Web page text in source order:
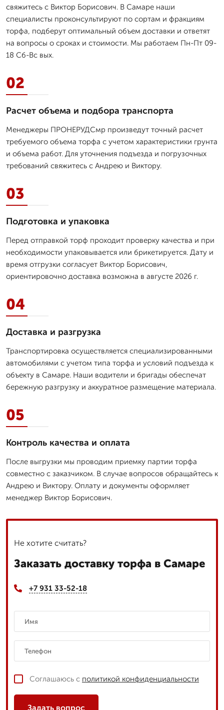
свяжитесь с Виктор Борисович. В Самаре наши
специалисты проконсультируют по сортам и фракциям
торфа, подберут оптимальный объем доставки и ответят
на вопросы о сроках и стоимости. Мы работаем Пн-Пт 09-
18 Сб-Вс вых.
02
Расчет объема и подбора транспорта
Менеджеры ПРОНЕРУДСмр произведут точный расчет
требуемого объема торфа с учетом характеристики грунта
и объема работ. Для уточнения подъезда и погрузочных
требований свяжитесь с Андрею и Виктору.
03
Подготовка и упаковка
Перед отправкой торф проходит проверку качества и при
необходимости упаковывается или брикетируется. Дату и
время отгрузки согласует Виктор Борисович,
ориентировочно доставка возможна в августе 2026 г.
04
Доставка и разгрузка
Транспортировка осуществляется специализированными
автомобилями с учетом типа торфа и условий подъезда к
объекту в Самаре. Наши водители и бригады обеспечат
бережную разгрузку и аккуратное размещение материала.
05
Контроль качества и оплата
После выгрузки мы проводим приемку партии торфа
совместно с заказчиком. В случае вопросов обращайтесь к
Андрею и Виктору. Оплату и документы оформляет
менеджер Виктор Борисович.
Не хотите считать?
Заказать доставку торфа в Самаре
+7 931 33-52-18
Соглашаюсь с политикой конфиденциальности
Задать вопрос